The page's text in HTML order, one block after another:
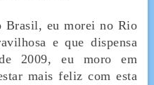
Brasil, eu morei no Rio
e que dispensa
2009, eu moro em
mais feliz com esta